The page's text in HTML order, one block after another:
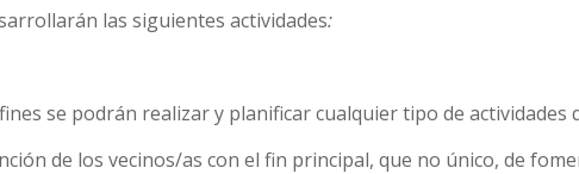
las siguientes actividades:
se podrán realizar y planificar cualquier tipo de actividades
de los vecinos/as con el fin principal, que no único, de